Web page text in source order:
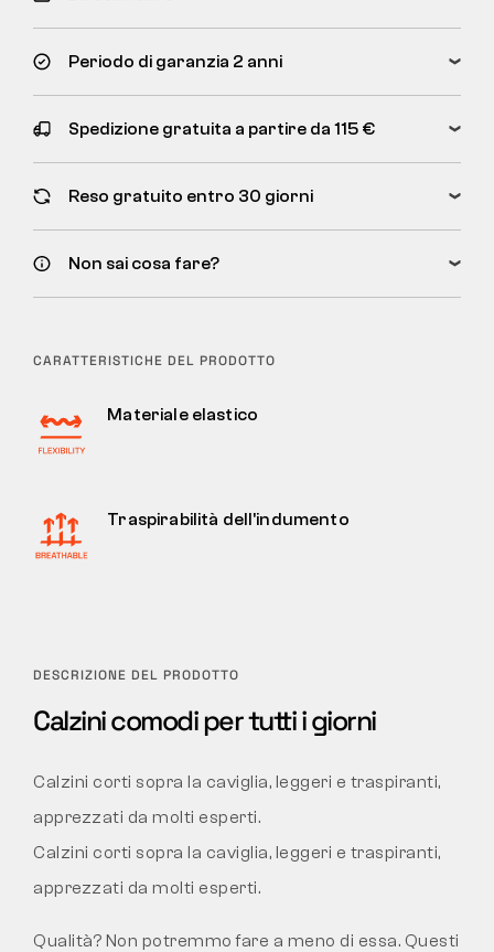
Periodo di garanzia 2 anni
Spedizione gratuita a partire da 115 €
Reso gratuito entro 30 giorni
Non sai cosa fare?
CARATTERISTICHE DEL PRODOTTO
Materiale elastico
Traspirabilità dell'indumento
DESCRIZIONE DEL PRODOTTO
Calzini comodi per tutti i giorni
Calzini corti sopra la caviglia, leggeri e traspiranti,
apprezzati da molti esperti.
Calzini corti sopra la caviglia, leggeri e traspiranti,
apprezzati da molti esperti.
Qualità? Non potremmo fare a meno di essa. Questi